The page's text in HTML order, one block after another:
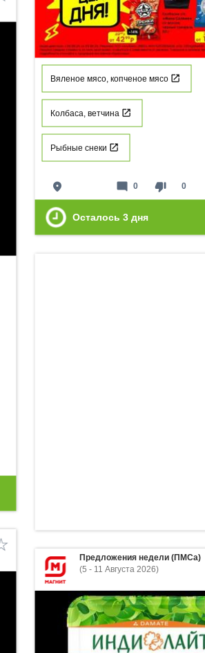
Вяленое мясо, копченое мясо
Колбаса, ветчина
Рыбные снеки
place thumb_down 0
mode_comment 0
Осталось 3 дня
Предложения недели (ПМСа)
(5 - 11 Августа 2026)